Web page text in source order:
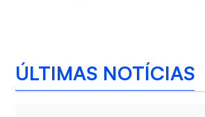
ÚLTIMAS NOTÍCIAS